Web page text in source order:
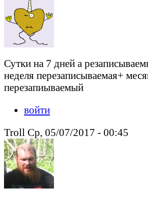
Сутки на 7 дней а
неделя перезаписываемая+
перезапиываемый
войти
Troll Ср, 05/07/2017 - 00:45